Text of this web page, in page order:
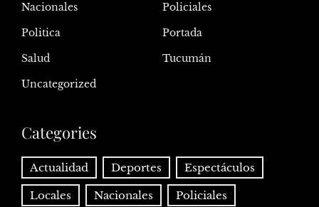
Nacionales
Policiales
Politica
Portada
Salud
Tucumán
Uncategorized
Categories
Actualidad Deportes Espectáculos
Locales Nacionales Policiales